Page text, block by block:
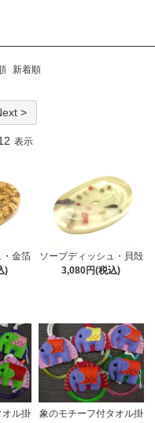
新着順
>
表示
・金箔
)
ソープディッシュ・貝殻
3,080円(税込)
オル掛
象のモチーフ付タオル掛